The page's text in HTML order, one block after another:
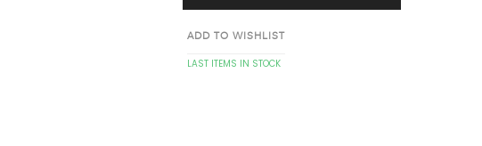
ADD TO WISHLIST
LAST ITEMS IN STOCK